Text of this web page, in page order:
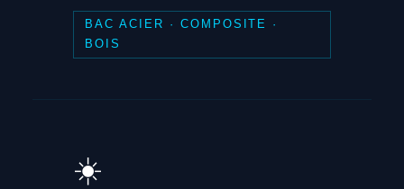
BAC ACIER · COMPOSITE ·
BOIS
☀️